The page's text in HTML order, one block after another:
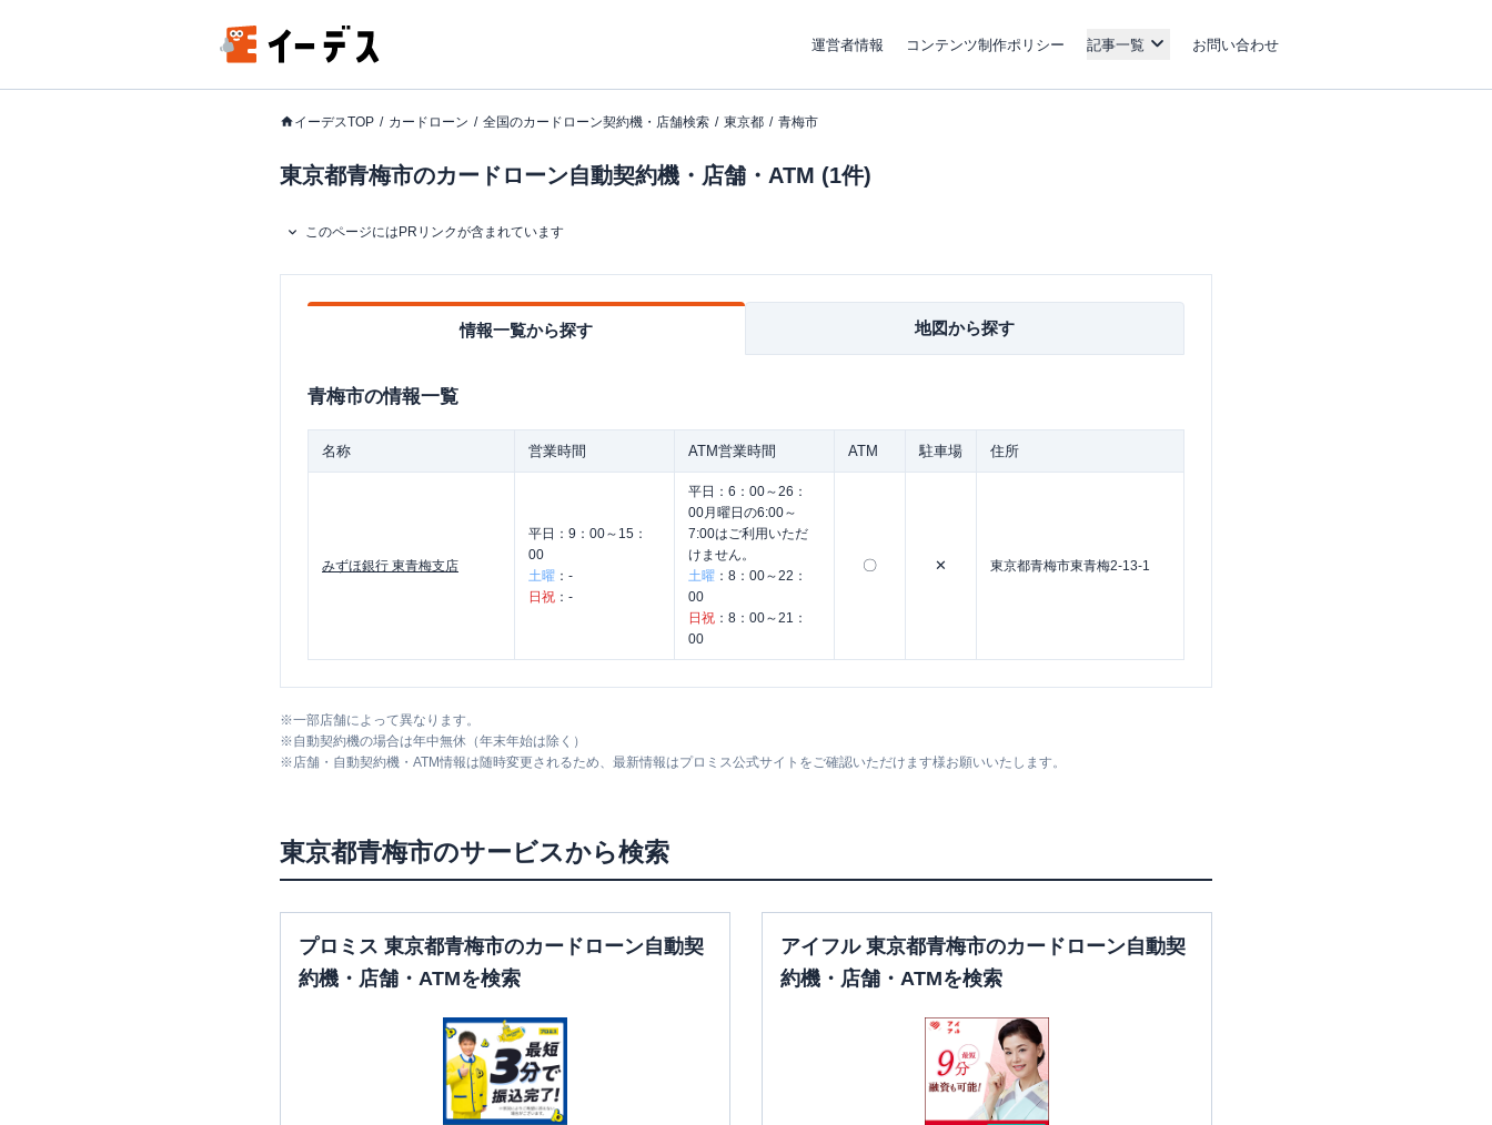
運営者情報 コンテンツ制作ポリシー 記事一覧 お問い合わせ
イーデスTOP カードローン 全国のカードローン契約機・店舗検索 東京都 青梅市
東京都青梅市のカードローン自動契約機・店舗・ATM (1件)
このページにはPRリンクが含まれています
情報一覧から探す 地図から探す
青梅市の情報一覧
名称 営業時間 ATM営業時間 ATM 駐車場 住所
みずほ銀行 東青梅支店
平日： 9：00～15：
00
土曜 ： -
日祝 ： -
平日： 6：00～26：
00月曜日の6:00～
7:00はご利用いただ
けません。
土曜 ： 8：00～22：
00
日祝 ： 8：00～21：
00
〇 ✕ 東京都青梅市東青梅2-13-1
※一部店舗によって異なります。
※自動契約機の場合は年中無休（年末年始は除く）
※店舗・自動契約機・ATM情報は随時変更されるため、最新情報はプロミス公式サイトをご確認いただけます様お願いいたします。
東京都青梅市のサービスから検索
プロミス 東京都青梅市のカードローン自動契
約機・店舗・ATMを検索
アイフル 東京都青梅市のカードローン自動契
約機・店舗・ATMを検索